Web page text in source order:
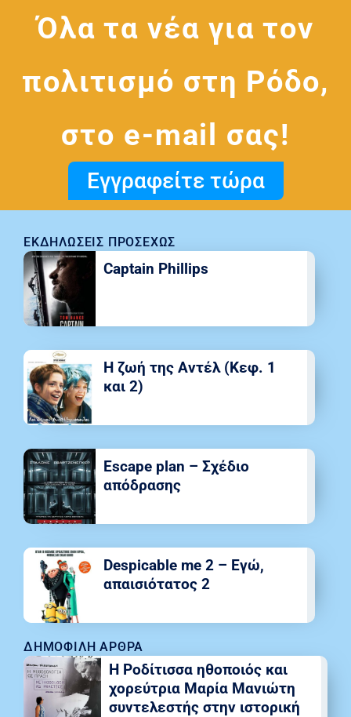
Όλα τα νέα για τον
πολιτισμό στη Ρόδο,
στο e-mail σας!
Εγγραφείτε τώρα
ΔΗΜΟΦΙΛΉ ΆΡΘΡΑ
Η Ροδίτισσα ηθοποιός και
χορεύτρια Μαρία Μανιώτη
συντελεστής στην ιστορική
ΕΚΔΗΛΏΣΕΙΣ ΠΡΟΣΕΧΏΣ
Captain Phillips
Η ζωή της Αντέλ (Κεφ. 1
και 2)
Escape plan – Σχέδιο
απόδρασης
Despicable me 2 – Εγώ,
απαισιότατος 2